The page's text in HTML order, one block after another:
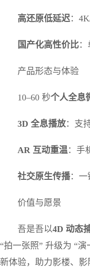
高还原低延迟：
国产化高性价比
产品形态与体验
10–60 秒个人全息
3D 全息播放：支
AR 互动重温：手
社交原生传播：一
价值与愿景
吾是吾以4D 动态
“拍一张照” 升级为 “
新体验，助力影楼、